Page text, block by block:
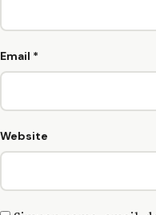
Email *
Website